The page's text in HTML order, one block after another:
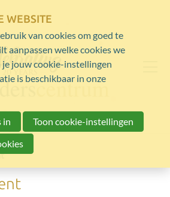
WEBSITE
van cookies om goed te
aanpassen welke cookies we
je jouw cookie-instellingen
is beschikbaar in onze
in
Toon cookie-instellingen